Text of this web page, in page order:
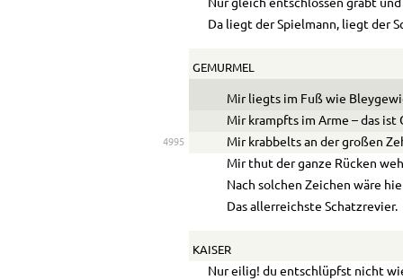
Nur gleich entschlossen grabt
Da liegt der Spielmann, liegt der
GEMURMEL
Mir liegts im Fuß wie
Mir krampfts im Arme – das ist
4995
Mir krabbelts an der großen
Mir thut der ganze Rücken
Nach solchen Zeichen wäre
Das allerreichste Schatzrevier.
KAISER
Nur eilig! du entschlüpfst nicht